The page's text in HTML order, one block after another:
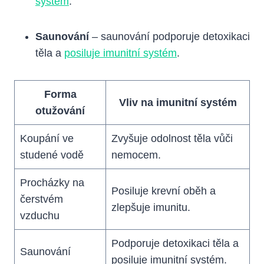
Saunování– saunování podporuje detoxikaci
těla a posiluje imunitní systém.
Forma
otužování
Vliv na imunitní systém
Koupání ve
studené vodě
Zvyšuje odolnost těla vůči
nemocem.
Procházky na
čerstvém
vzduchu
Posiluje krevní oběh a
zlepšuje imunitu.
Saunování
Podporuje detoxikaci těla a
posiluje imunitní systém.